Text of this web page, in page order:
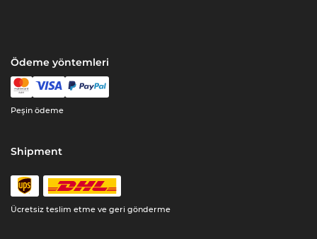
Ödeme yöntemleri
Peşin ödeme
Shipment
Ücretsiz teslim etme ve geri gönderme